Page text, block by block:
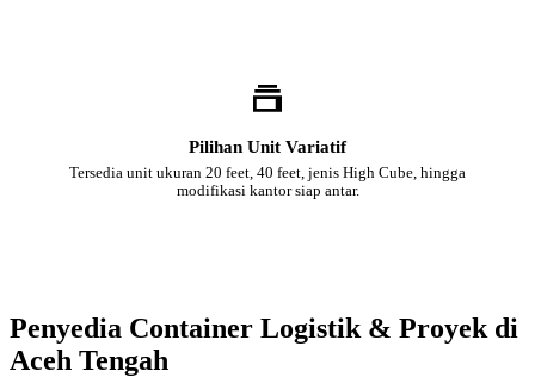
Pilihan Unit Variatif
Tersedia unit ukuran 20 feet, 40 feet, jenis High Cube, hingga
modifikasi kantor siap antar.
Penyedia Container Logistik & Proyek di
Aceh Tengah